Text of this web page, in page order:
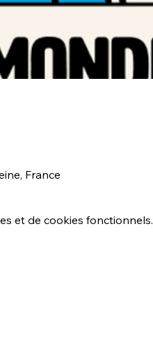
France
et de cookies fonctionnels.